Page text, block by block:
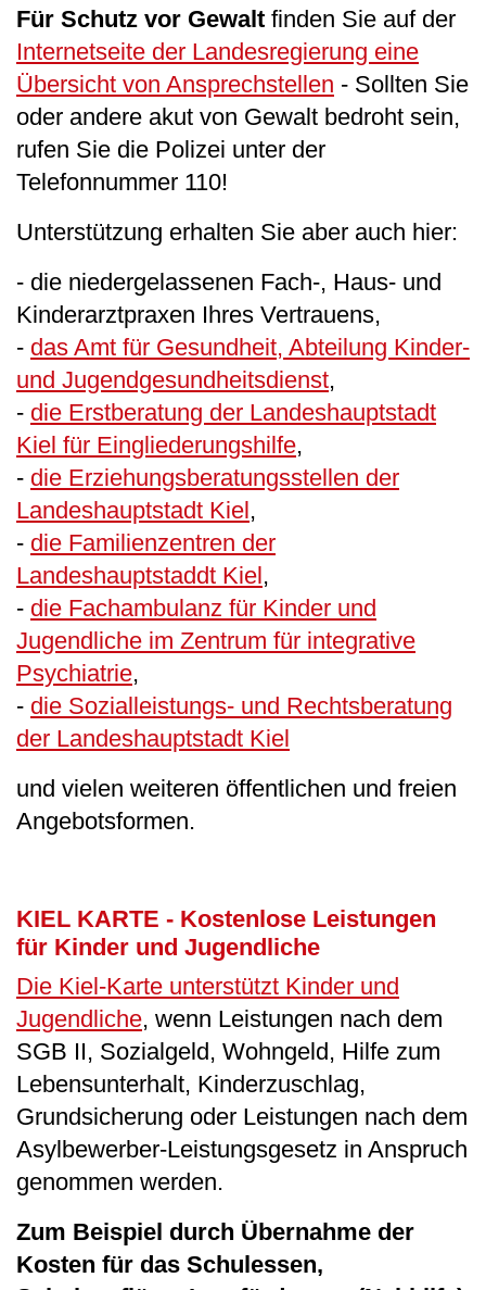
Für Schutz vor Gewalt finden Sie auf der
Internetseite der Landesregierung eine
Übersicht von Ansprechstellen - Sollten Sie
oder andere akut von Gewalt bedroht sein,
rufen Sie die Polizei unter der
Telefonnummer 110!
Unterstützung erhalten Sie aber auch hier:
- die niedergelassenen Fach-, Haus- und
Kinderarztpraxen Ihres Vertrauens,
- das Amt für Gesundheit, Abteilung Kinder-
und Jugendgesundheitsdienst,
- die Erstberatung der Landeshauptstadt
Kiel für Eingliederungshilfe,
- die Erziehungsberatungsstellen der
Landeshauptstadt Kiel,
- die Familienzentren der
Landeshauptstaddt Kiel,
- die Fachambulanz für Kinder und
Jugendliche im Zentrum für integrative
Psychiatrie,
- die Sozialleistungs- und Rechtsberatung
der Landeshauptstadt Kiel
und vielen weiteren öffentlichen und freien
Angebotsformen.
KIEL KARTE - Kostenlose Leistungen
für Kinder und Jugendliche
Die Kiel-Karte unterstützt Kinder und
Jugendliche, wenn Leistungen nach dem
SGB II, Sozialgeld, Wohngeld, Hilfe zum
Lebensunterhalt, Kinderzuschlag,
Grundsicherung oder Leistungen nach dem
Asylbewerber-Leistungsgesetz in Anspruch
genommen werden.
Zum Beispiel durch Übernahme der
Kosten für das Schulessen,